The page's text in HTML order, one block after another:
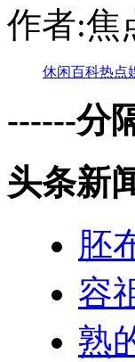
作者:焦
休闲百科热点
------分
头条新
胚
容
熟